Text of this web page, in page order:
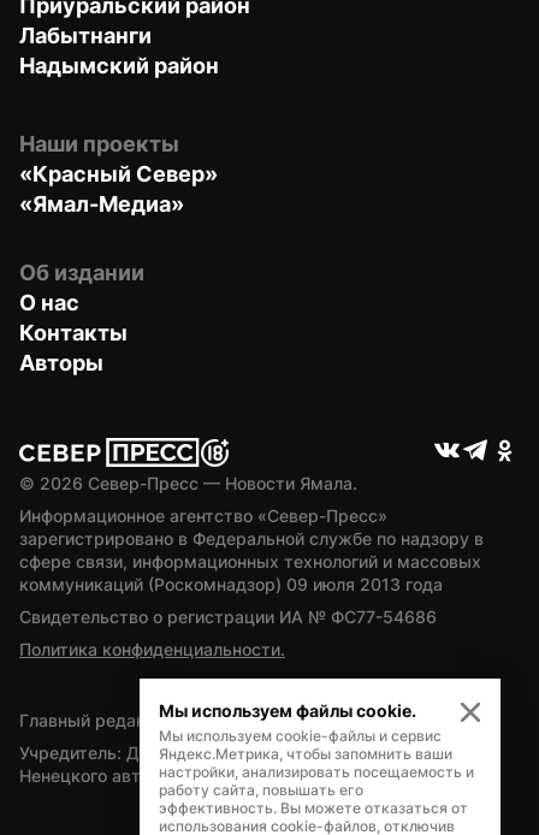
Приуральский район
Лабытнанги
Надымский район
Наши проекты
«Красный Север»
«Ямал-Медиа»
Об издании
О нас
Контакты
Авторы
© 2026 Север-Пресс — Новости Ямала.
Информационное агентство «Север-Пресс»
зарегистрировано в Федеральной службе по надзору в
сфере связи, информационных технологий и массовых
коммуникаций (Роскомнадзор) 09 июля 2013 года
Свидетельство о регистрации ИА № ФС77-54686
Политика конфиденциальности.
Главный редактор — А.Л. Поздеев
Учредитель: Департамент внутренней политики Ямало-
Ненецкого автономного округа
Мы используем файлы cookie.
Мы используем cookie-файлы и сервис
Яндекс.Метрика, чтобы запомнить ваши
настройки, анализировать посещаемость и
работу сайта, повышать его
эффективность. Вы можете отказаться от
использования cookie-файлов, отключив